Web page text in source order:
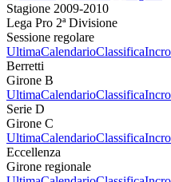
Stagione 2009-2010
Lega Pro 2ª Divisione
Sessione regolare
UltimaCalendarioClassifica
Berretti
Girone B
UltimaCalendarioClassifica
Serie D
Girone C
UltimaCalendarioClassifica
Eccellenza
Girone regionale